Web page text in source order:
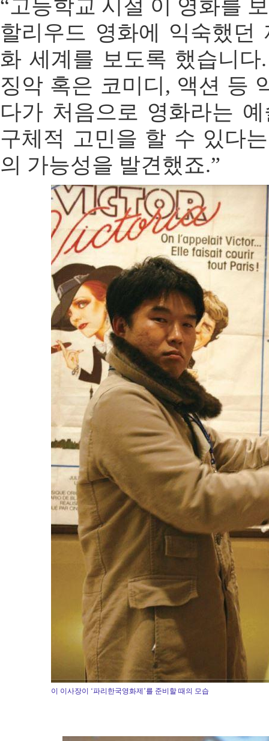
“고등학교 시절 이 영화를
할리우드 영화에 익숙했
화 세계를 보도록 했습니
징악 혹은 코미디, 액션 등
다가 처음으로 영화라는
구체적 고민을 할 수 있다
의 가능성을 발견했죠.”
이 이사장이 ‘파리한국영화제’를 준비할 때의 모습